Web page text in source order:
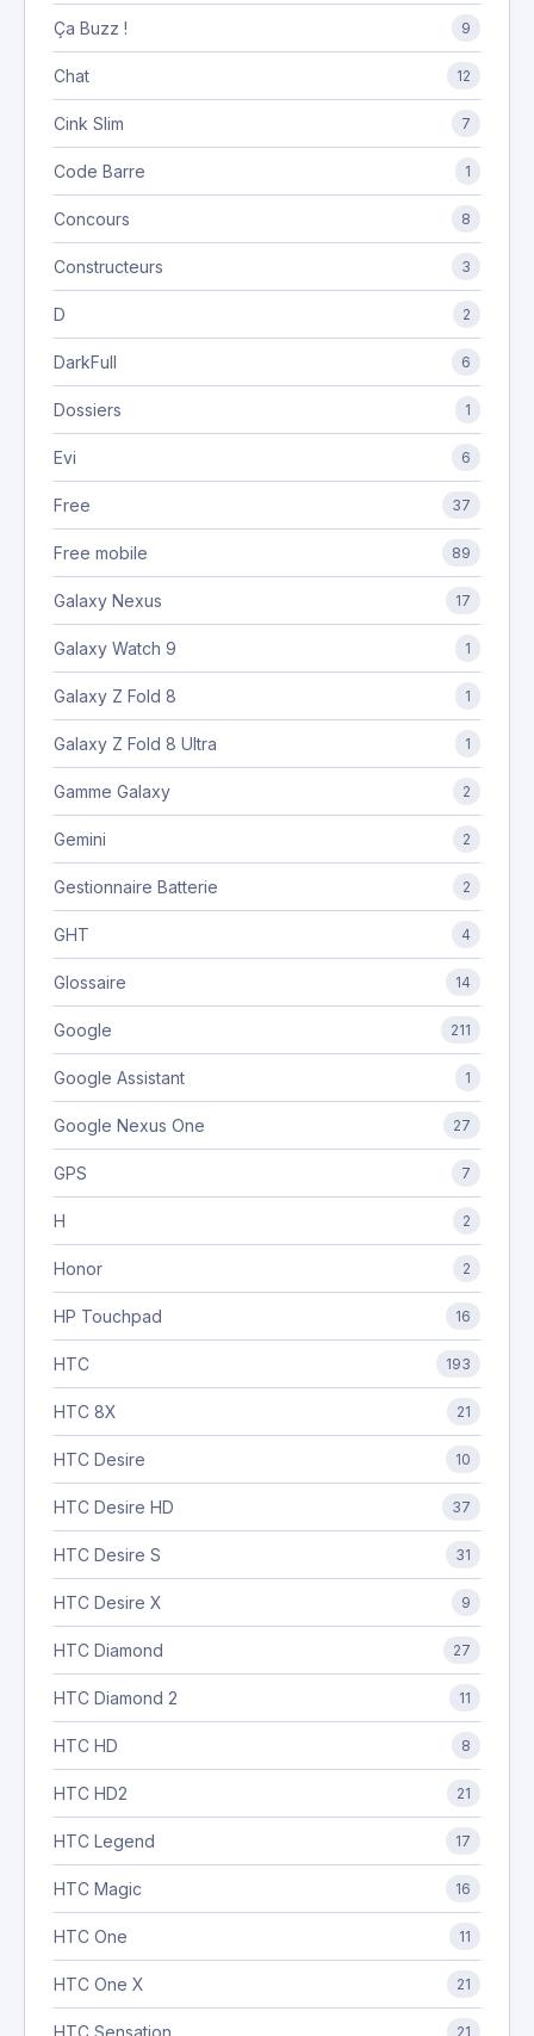
Ça Buzz ! 9
Chat 12
Cink Slim 7
Code Barre 1
Concours 8
Constructeurs 3
D 2
DarkFull 6
Dossiers 1
Evi 6
Free 37
Free mobile 89
Galaxy Nexus 17
Galaxy Watch 9 1
Galaxy Z Fold 8 1
Galaxy Z Fold 8 Ultra 1
Gamme Galaxy 2
Gemini 2
Gestionnaire Batterie 2
GHT 4
Glossaire 14
Google 211
Google Assistant 1
Google Nexus One 27
GPS 7
H 2
Honor 2
HP Touchpad 16
HTC 193
HTC 8X 21
HTC Desire 10
HTC Desire HD 37
HTC Desire S 31
HTC Desire X 9
HTC Diamond 27
HTC Diamond 2 11
HTC HD 8
HTC HD2 21
HTC Legend 17
HTC Magic 16
HTC One 11
HTC One X 21
HTC Sensation 21